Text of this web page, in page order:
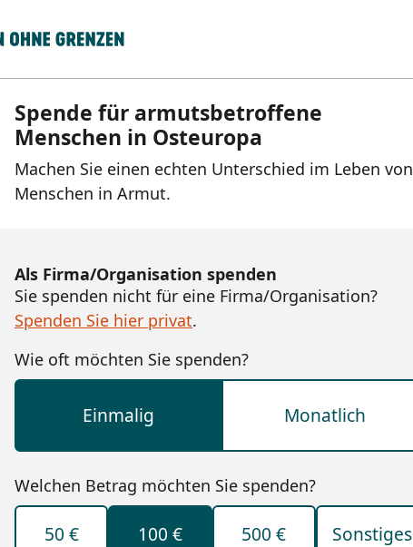
Spende für armutsbetroffene
Menschen in Osteuropa
Machen Sie einen echten Unterschied im Leben von
Menschen in Armut.
Als Firma/Organisation spenden
Sie spenden nicht für eine Firma/Organisation?
Spenden Sie hier privat.
Wie oft möchten Sie spenden?
Einmalig Monatlich
Welchen Betrag möchten Sie spenden?
50 € 100 € 500 € Sonstiges